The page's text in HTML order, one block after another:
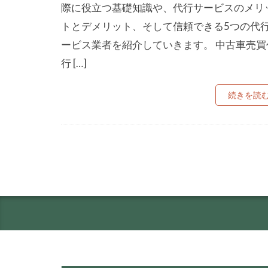
際に役立つ基礎知識や、代行サービスのメリ
トとデメリット、そして信頼できる5つの代
ービス業者を紹介していきます。 中古車売
行 […]
続きを読